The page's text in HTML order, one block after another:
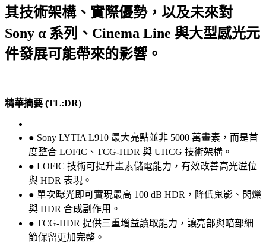
其技術架構、實際優勢，以及未來對
Sony α 系列、Cinema Line 與大型感光元
件發展可能帶來的影響。
精華摘要 (TL:DR)
● Sony LYTIA L910 最大亮點並非 5000 萬畫素，而是首
度整合 LOFIC、TCG-HDR 與 UHCG 技術架構。
● LOFIC 技術可提升畫素儲電能力，有效改善高光溢位
與 HDR 表現。
● 單次曝光即可實現最高 100 dB HDR，降低鬼影、閃爍
與 HDR 合成副作用。
● TCG-HDR 提供三重增益讀取能力，讓亮部與暗部細
節保留更加完整。